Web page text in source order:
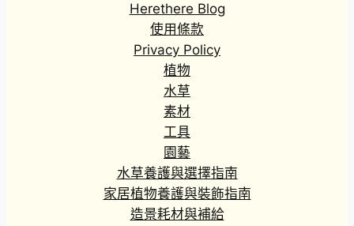
Herethere Blog
使用條款
Privacy Policy
植物
水草
素材
工具
園藝
水草養護與選擇指南
家居植物養護與裝飾指南
造景耗材與補給